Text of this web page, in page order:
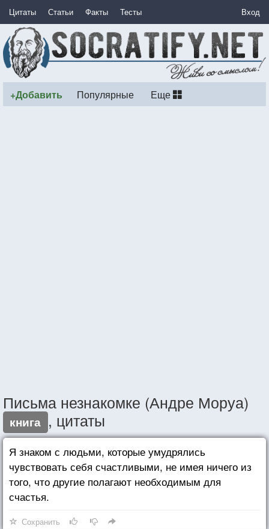
Цитаты Статьи Факты Тесты Вход
+Добавить Популярные Еще
Письма незнакомке (Андре Моруа)
книга , цитаты
Я знаком с людьми, которые умудрялись
чувствовать себя счастливыми, не имея ничего из
того, что другие полагают необходимым для
счастья.
Сохранить